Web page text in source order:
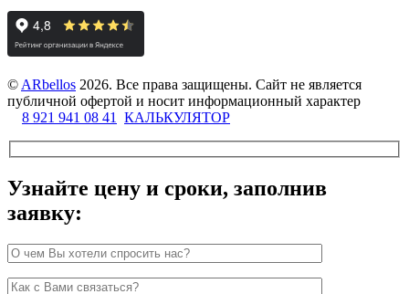
© ARbellos 2026. Все права защищены. Сайт не является
публичной офертой и носит информационный характер
8 921 941 08 41
КАЛЬКУЛЯТОР
Узнайте цену и сроки, заполнив
заявку: